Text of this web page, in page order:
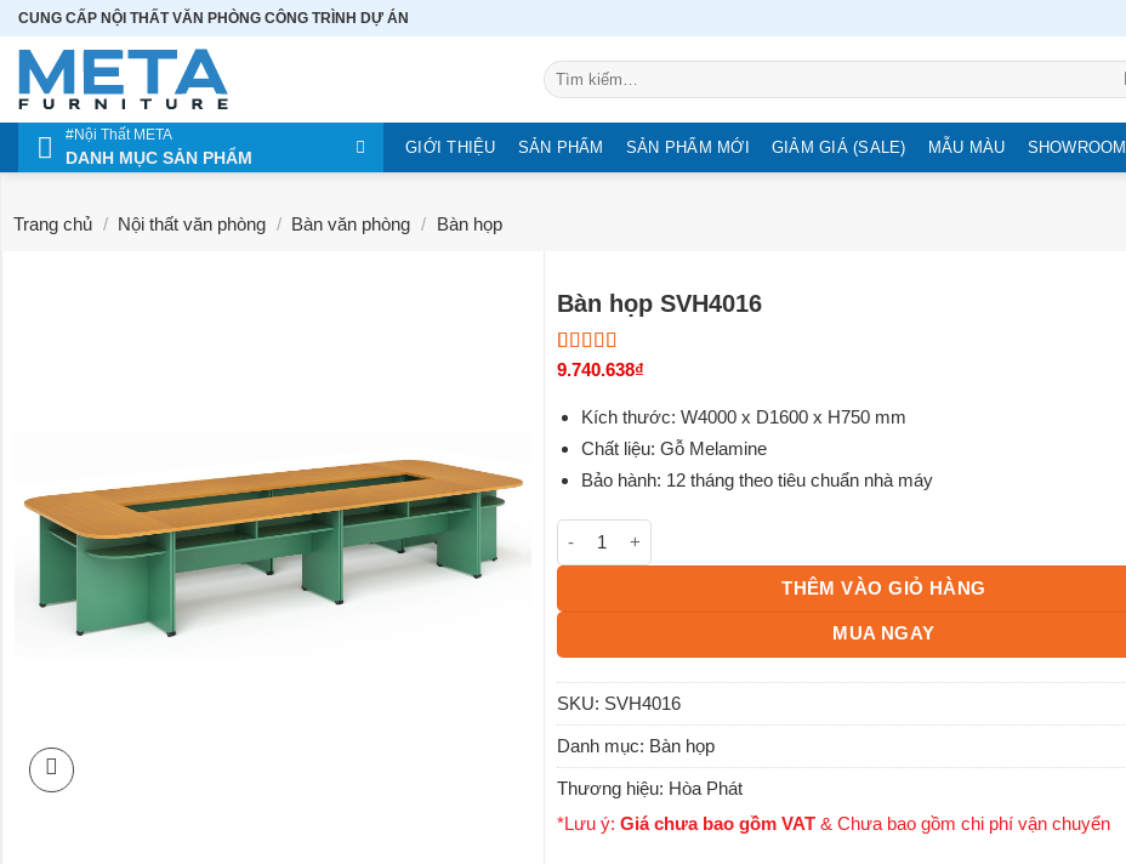
Bỏ
qua
dung
CUNG CẤP NỘI THẤT VĂN PHÒNG CÔNG TRÌNH DỰ ÁN
Tìm
kiếm:
#Nội Thất META
DANH MỤC SẢN PHẨM
GIỚI THIỆU SẢN PHẨM SẢN PHẨM MỚI GIẢM GIÁ (SALE) MẪU MÀU SHOWROOM
Trang chủ / Nội thất văn phòng / Bàn văn phòng / Bàn họp
Bàn họp SVH4016
5.00trên 5
4
đánh giá
9.740.638₫
Kích thước: W4000 x D1600 x H750 mm
Chất liệu: Gỗ Melamine
Bảo hành: 12 tháng theo tiêu chuẩn nhà máy
Bàn họp SVH4016 số lượng
THÊM VÀO GIỎ HÀNG
MUA NGAY
SKU: SVH4016
Danh mục: Bàn họp
Thương hiệu: Hòa Phát
*Lưu ý:Giá chưa bao gồm VAT & Chưa bao gồm chi phí vận chuyển